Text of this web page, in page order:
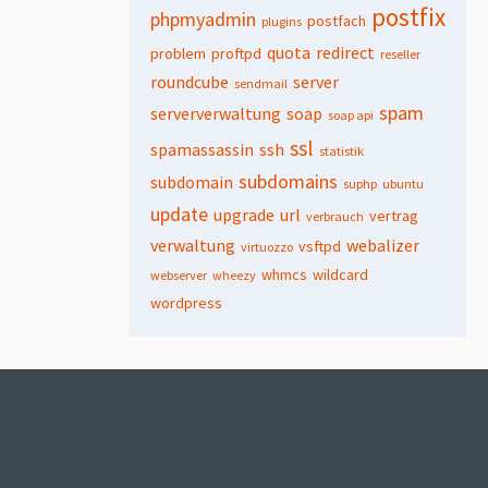
phpmyadmin plugins postfach postfix
problem proftpd quota redirect reseller
roundcube sendmail server
serververwaltung soap soap api spam
spamassassin ssh ssl statistik
subdomain subdomains suphp ubuntu
update upgrade url verbrauch vertrag
verwaltung virtuozzo vsftpd webalizer
webserver wheezy whmcs wildcard
wordpress